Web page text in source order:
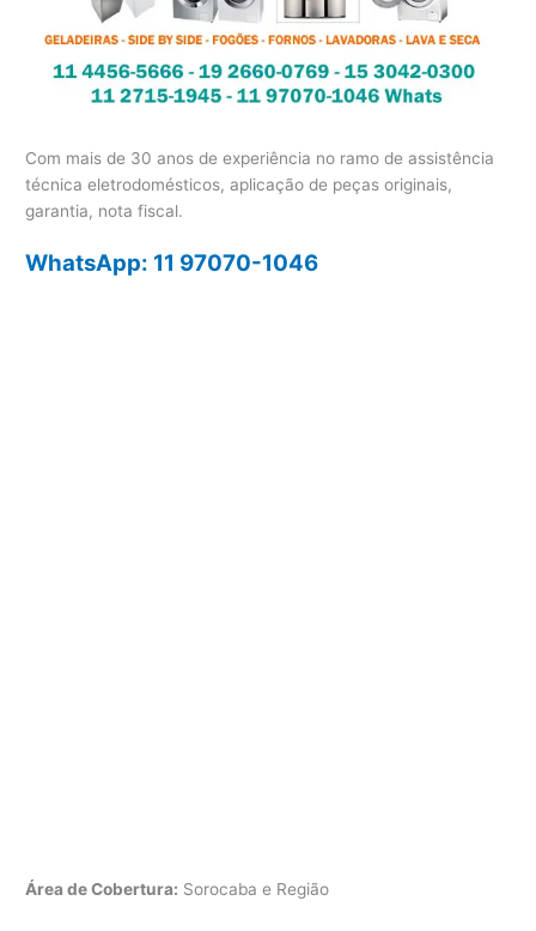
Com mais de 30 anos de experiência no ramo de assistência
técnica eletrodomésticos, aplicação de peças originais,
garantia, nota fiscal.
WhatsApp: 11 97070-1046
Área de Cobertura: Sorocaba e Região